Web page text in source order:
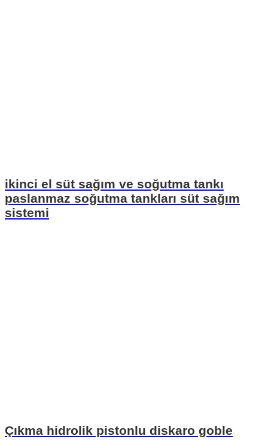
ikinci el süt sağım ve soğutma tankı
paslanmaz soğutma tankları süt sağım
sistemi
Çıkma hidrolik pistonlu diskaro goble